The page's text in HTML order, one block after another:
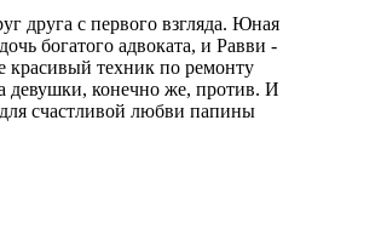
друга с первого взгляда. Юная
богатого адвоката, и Равви -
красивый техник по ремонту
девушки, конечно же, против. И
счастливой любви папины